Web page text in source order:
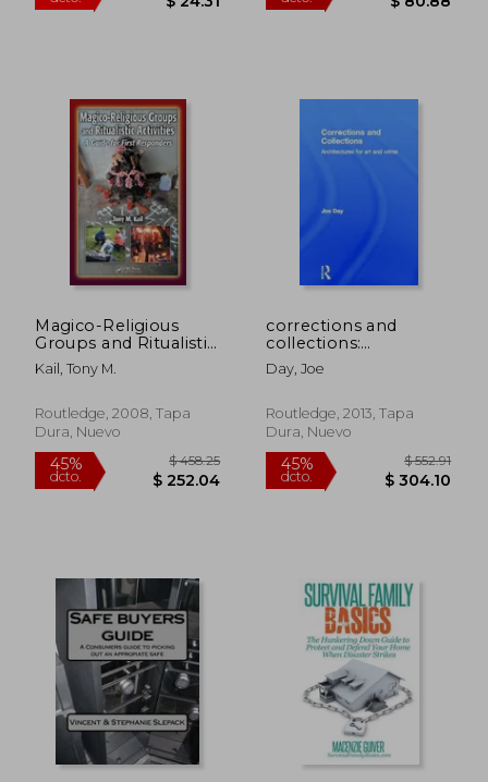
Magico-Religious
Groups and Ritualistic
Activities: A Guide for
First Responders (en
Kail, Tony M.
Routledge, 2008, Tapa
Dura, Nuevo
corrections and
collections:
architectures for art
and crime (en Inglés)
Day, Joe
Routledge, 2013, Tapa
Dura, Nuevo